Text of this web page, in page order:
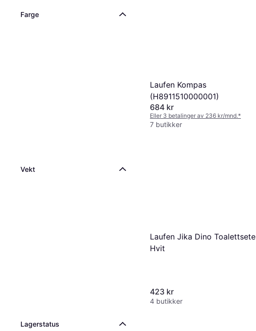
Farge
Vekt
Lagerstatus
Laufen Kompas
(H8911510000001)
684 kr
Eller 3 betalinger av 236 kr/mnd.*
7 butikker
Laufen Jika Dino Toalettsete
Hvit
423 kr
4 butikker